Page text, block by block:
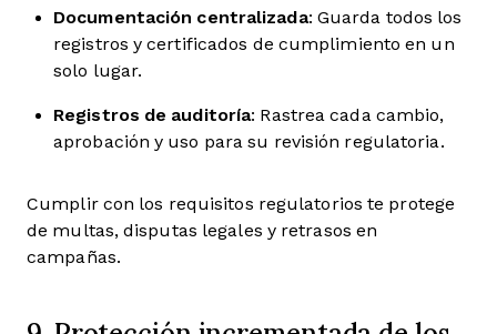
Documentación centralizada: Guarda todos los
registros y certificados de cumplimiento en un
solo lugar.
Registros de auditoría: Rastrea cada cambio,
aprobación y uso para su revisión regulatoria.
Cumplir con los requisitos regulatorios te protege
de multas, disputas legales y retrasos en
campañas.